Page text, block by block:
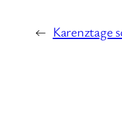
← Karenztage